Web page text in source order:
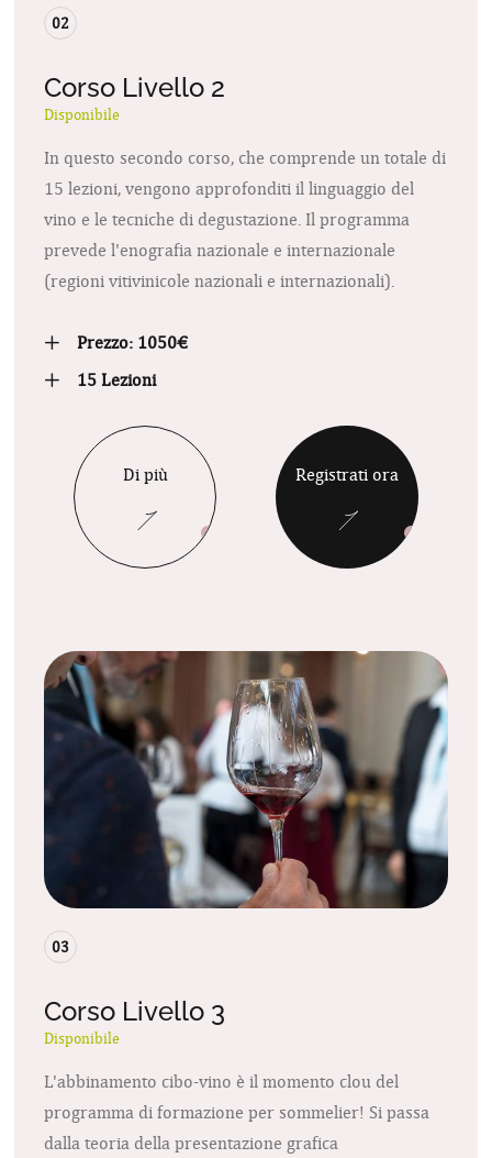
02
Corso Livello 2
Disponibile
In questo secondo corso, che comprende un totale di
15 lezioni, vengono approfonditi il linguaggio del
vino e le tecniche di degustazione. Il programma
prevede l'enografia nazionale e internazionale
(regioni vitivinicole nazionali e internazionali).
Prezzo: 1050€
15 Lezioni
Di più Registrati ora
03
Corso Livello 3
Disponibile
L'abbinamento cibo-vino è il momento clou del
programma di formazione per sommelier! Si passa
dalla teoria della presentazione grafica